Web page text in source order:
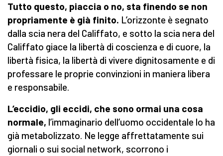
Tutto questo, piaccia o no, sta finendo se non
propriamente è già finito. L’orizzonte è segnato
dalla scia nera del Califfato, e sotto la scia nera del
Califfato giace la libertà di coscienza e di cuore, la
libertà fisica, la libertà di vivere dignitosamente e di
professare le proprie convinzioni in maniera libera
e responsabile.
L’eccidio, gli eccidi, che sono ormai una cosa
normale, l’immaginario dell’uomo occidentale lo ha
già metabolizzato. Ne legge affrettatamente sui
giornali o sui social network, scorrono i